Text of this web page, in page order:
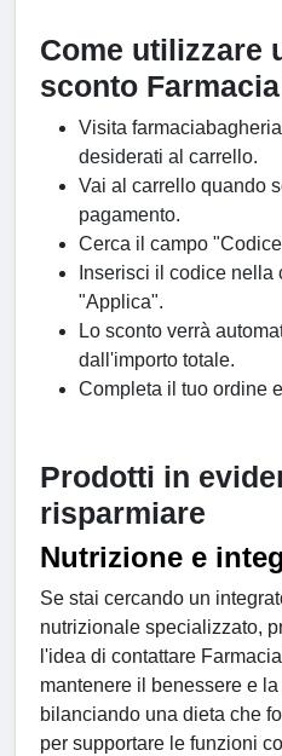
Come utilizzare
sconto
Visita
desiderati al carrello.
Vai al carrello quando
pagamento.
Cerca il campo
Inserisci il codice nella
"Applica".
Lo sconto verrà
dall'importo totale.
Completa il tuo ordine
Prodotti in
risparmiare
Nutrizione e
Se stai cercando un
nutrizionale specializzato,
l'idea di contattare
mantenere il benessere e
bilanciando una dieta che
per supportare le funzioni